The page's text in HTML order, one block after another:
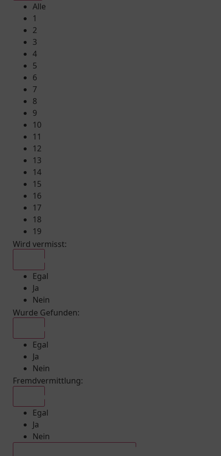
Alle
1
2
3
4
5
6
7
8
9
10
11
12
13
14
15
16
17
18
19
Wird vermisst:
Egal
Ja
Nein
Wurde Gefunden:
Egal
Ja
Nein
Fremdvermittlung:
Egal
Ja
Nein